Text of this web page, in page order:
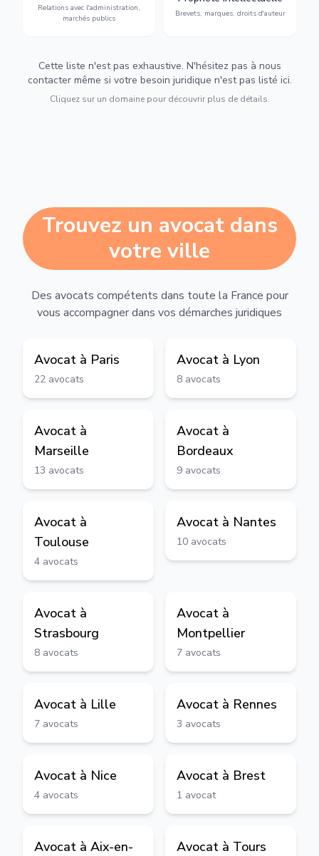
Relations avec l'administration,
marchés publics
urbanisme et contentieux.
Brevets, marques, droits d'auteur
contrefaçon.
Cette liste n'est pas exhaustive. N'hésitez pas à nous
contacter même si votre besoin juridique n'est pas listé ici.
Cliquez sur un domaine pour découvrir plus de détails.
Trouvez un avocat dans
votre ville
Des avocats compétents dans toute la France pour
vous accompagner dans vos démarches juridiques
Avocat à Paris
22 avocats
Avocat à Lyon
8 avocats
Avocat à
Marseille
13 avocats
Avocat à
Bordeaux
9 avocats
Avocat à
Toulouse
4 avocats
Avocat à Nantes
10 avocats
Avocat à
Strasbourg
8 avocats
Avocat à
Montpellier
7 avocats
Avocat à Lille
7 avocats
Avocat à Rennes
3 avocats
Avocat à Nice
4 avocats
Avocat à Brest
1 avocat
Avocat à Aix-en-
Avocat à Tours